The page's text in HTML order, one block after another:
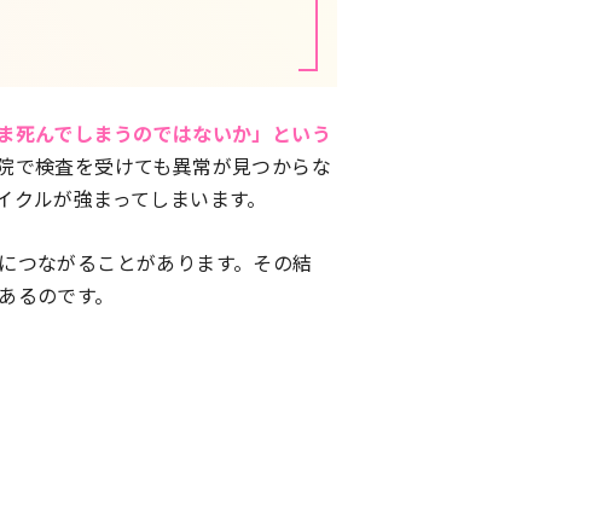
死んでしまうのではないか」という
で検査を受けても異常が見つからな
クルが強まってしまいます。
つながることがあります。その結
のです。